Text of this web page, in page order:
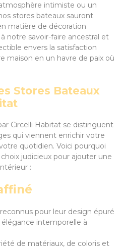
intimiste ou un
stores bateaux sauront
matière de décoration
notre savoir-faire ancestral et
envers la satisfaction
maison en un havre de paix où
Stores Bateaux
Circelli Habitat se distinguent
qui viennent enrichir votre
quotidien. Voici pourquoi
judicieux pour ajouter une
:
pour leur design épuré
intemporelle à
de matériaux, de coloris et